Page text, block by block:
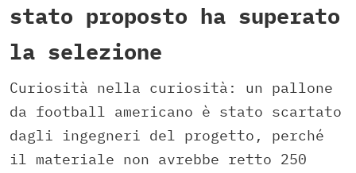
stato proposto ha superato
la selezione
Curiosità nella curiosità: un pallone
da football americano è stato scartato
dagli ingegneri del progetto, perché
il materiale non avrebbe retto 250